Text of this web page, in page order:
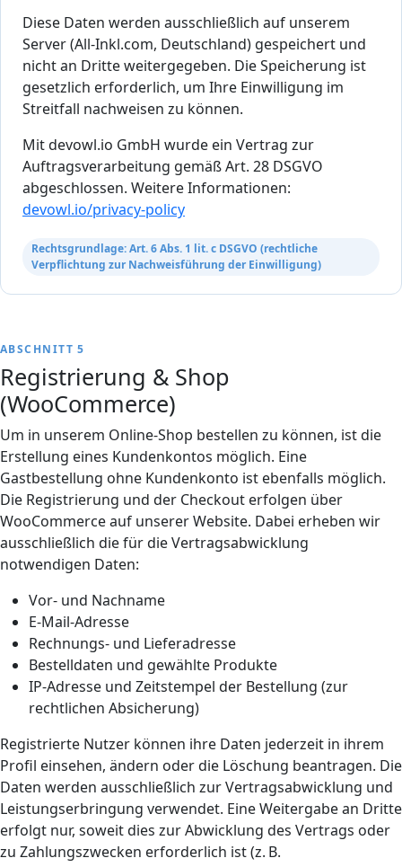
Diese Daten werden ausschließlich auf unserem
Server (All-Inkl.com, Deutschland) gespeichert und
nicht an Dritte weitergegeben. Die Speicherung ist
gesetzlich erforderlich, um Ihre Einwilligung im
Streitfall nachweisen zu können.
Mit devowl.io GmbH wurde ein Vertrag zur
Auftragsverarbeitung gemäß Art. 28 DSGVO
abgeschlossen. Weitere Informationen:
devowl.io/privacy-policy
Rechtsgrundlage: Art. 6 Abs. 1 lit. c DSGVO (rechtliche
Verpflichtung zur Nachweisführung der Einwilligung)
ABSCHNITT 5
Registrierung & Shop
(WooCommerce)
Um in unserem Online-Shop bestellen zu können, ist die
Erstellung eines Kundenkontos möglich. Eine
Gastbestellung ohne Kundenkonto ist ebenfalls möglich.
Die Registrierung und der Checkout erfolgen über
WooCommerce auf unserer Website. Dabei erheben wir
ausschließlich die für die Vertragsabwicklung
notwendigen Daten:
Vor- und Nachname
E-Mail-Adresse
Rechnungs- und Lieferadresse
Bestelldaten und gewählte Produkte
IP-Adresse und Zeitstempel der Bestellung (zur
rechtlichen Absicherung)
Registrierte Nutzer können ihre Daten jederzeit in ihrem
Profil einsehen, ändern oder die Löschung beantragen. Die
Daten werden ausschließlich zur Vertragsabwicklung und
Leistungserbringung verwendet. Eine Weitergabe an Dritte
erfolgt nur, soweit dies zur Abwicklung des Vertrags oder
zu Zahlungszwecken erforderlich ist (z. B.